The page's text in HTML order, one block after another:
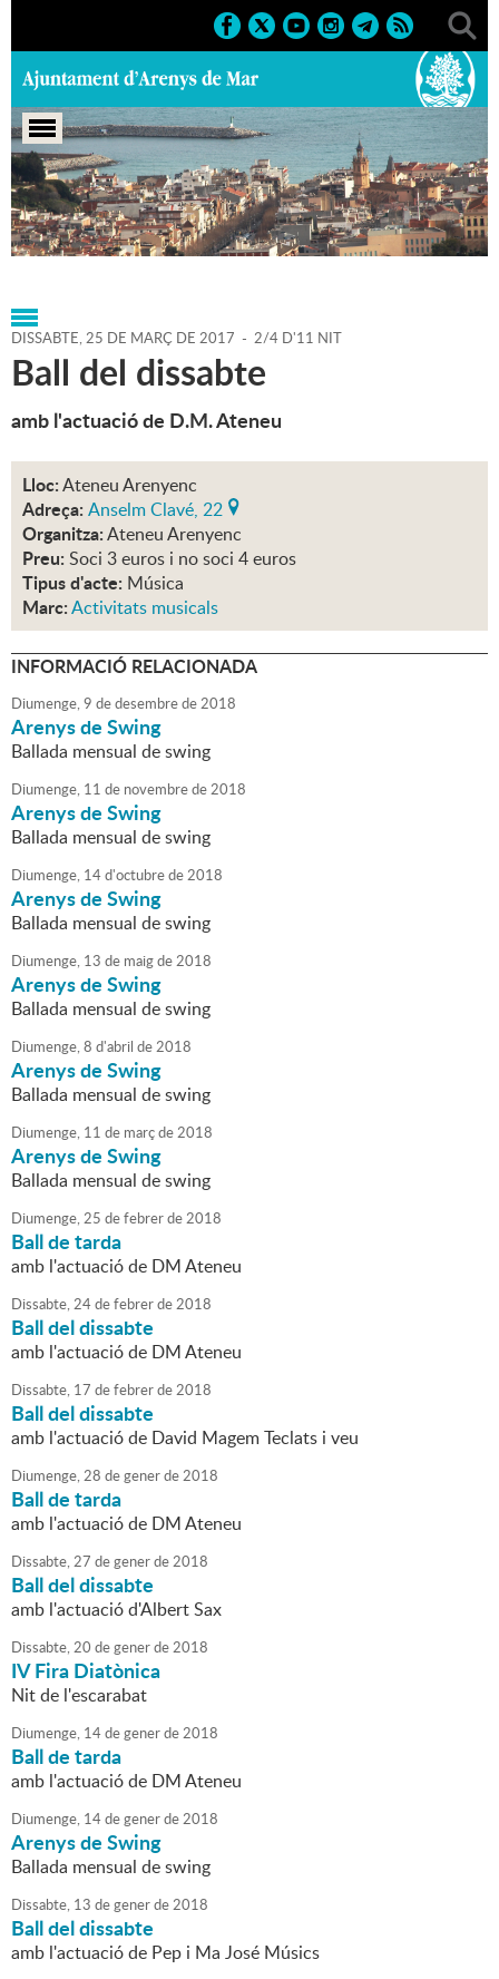
Portada > Agenda > 25-03-
2017 > Marcs > 2017 > Activitats musicals
DISSABTE,25 DE MARÇ DE 2017 - 2/4 D'11 NIT
Ball del dissabte
amb l'actuació de D.M. Ateneu
Lloc:Ateneu Arenyenc
Adreça: Anselm Clavé, 22
Organitza:Ateneu Arenyenc
Preu: Soci 3 euros i no soci 4 euros
Tipus d'acte: Música
Marc:Activitats musicals
INFORMACIÓ RELACIONADA
Diumenge,9 dedesembrede2018
Arenys de Swing
Ballada mensual de swing
Diumenge, 11 de novembrede2018
Arenys de Swing
Ballada mensual de swing
Diumenge, 14d'octubrede2018
Arenys de Swing
Ballada mensual de swing
Diumenge, 13 de maigde2018
Arenys de Swing
Ballada mensual de swing
Diumenge,8 d'abril de2018
Arenys de Swing
Ballada mensual de swing
Diumenge, 11 de marçde2018
Arenys de Swing
Ballada mensual de swing
Diumenge,25 defebrerde2018
Ball de tarda
amb l'actuació de DM Ateneu
Dissabte,24defebrerde2018
Ball del dissabte
amb l'actuació de DM Ateneu
Dissabte, 17 defebrerde2018
Ball del dissabte
amb l'actuació de David Magem Teclats i veu
Diumenge,28 degenerde2018
Ball de tarda
amb l'actuació de DM Ateneu
Dissabte,27 degenerde2018
Ball del dissabte
amb l'actuació d'Albert Sax
Dissabte,20 degenerde2018
IV Fira Diatònica
Nit de l'escarabat
Diumenge, 14degenerde2018
Ball de tarda
amb l'actuació de DM Ateneu
Diumenge, 14degenerde2018
Arenys de Swing
Ballada mensual de swing
Dissabte, 13 degenerde2018
Ball del dissabte
amb l'actuació de Pep i Ma José Músics